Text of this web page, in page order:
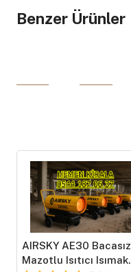
Benzer Ürünler
AIRSKY AE30 Bacasız
Mazotlu Isıtıcı Isımak